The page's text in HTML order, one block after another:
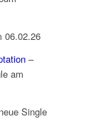
06.02.26
–
am
Single